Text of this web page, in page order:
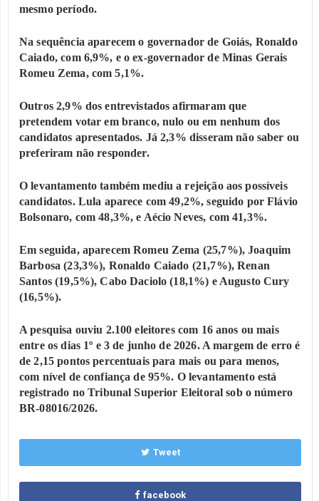
mesmo período.
Na sequência aparecem o governador de Goiás, Ronaldo
Caiado, com 6,9%, e o ex-governador de Minas Gerais
Romeu Zema, com 5,1%.
Outros 2,9% dos entrevistados afirmaram que
pretendem votar em branco, nulo ou em nenhum dos
candidatos apresentados. Já 2,3% disseram não saber ou
preferiram não responder.
O levantamento também mediu a rejeição aos possíveis
candidatos. Lula aparece com 49,2%, seguido por Flávio
Bolsonaro, com 48,3%, e Aécio Neves, com 41,3%.
Em seguida, aparecem Romeu Zema (25,7%), Joaquim
Barbosa (23,3%), Ronaldo Caiado (21,7%), Renan
Santos (19,5%), Cabo Daciolo (18,1%) e Augusto Cury
(16,5%).
A pesquisa ouviu 2.100 eleitores com 16 anos ou mais
entre os dias 1º e 3 de junho de 2026. A margem de erro é
de 2,15 pontos percentuais para mais ou para menos,
com nível de confiança de 95%. O levantamento está
registrado no Tribunal Superior Eleitoral sob o número
BR-08016/2026.
Tweet
facebook